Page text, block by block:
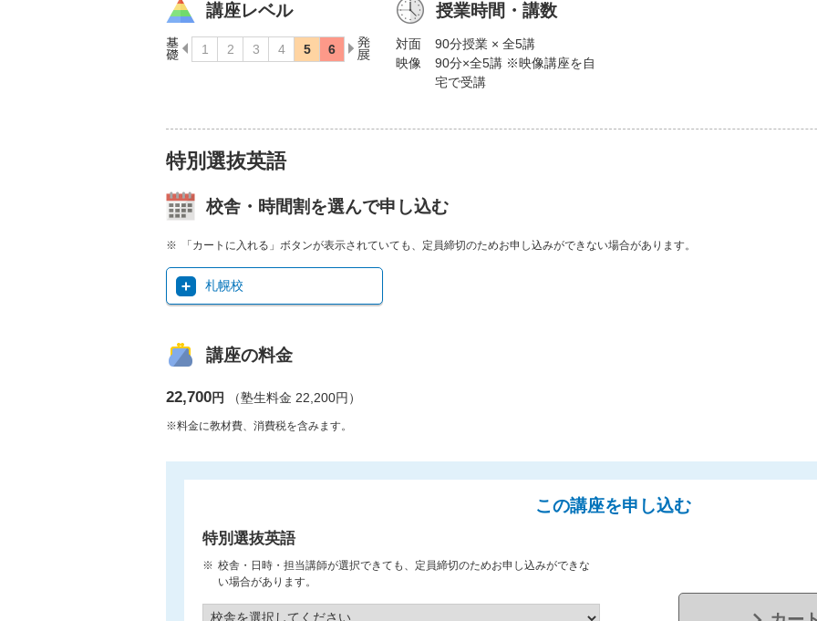
講座レベル 授業時間・講数
対面
90分授業 × 全5講
映像
90分×全5講 ※映像講座を自
宅で受講
特別選抜英語
校舎・時間割を選んで申し込む
「カートに入れる」ボタンが表示されていても、定員締切のためお申し込みができない場合があります。
札幌校
講座の料金
22,700円 （塾生料金 22,200円）
※料金に教材費、消費税を含みます。
この講座を申し込む
特別選抜英語
校舎・日時・担当講師が選択できても、定員締切のためお申し込みができな
い場合があります。